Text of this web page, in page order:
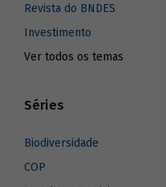
Revista do BNDES
Investimento
Ver todos os temas
Séries
Biodiversidade
COP